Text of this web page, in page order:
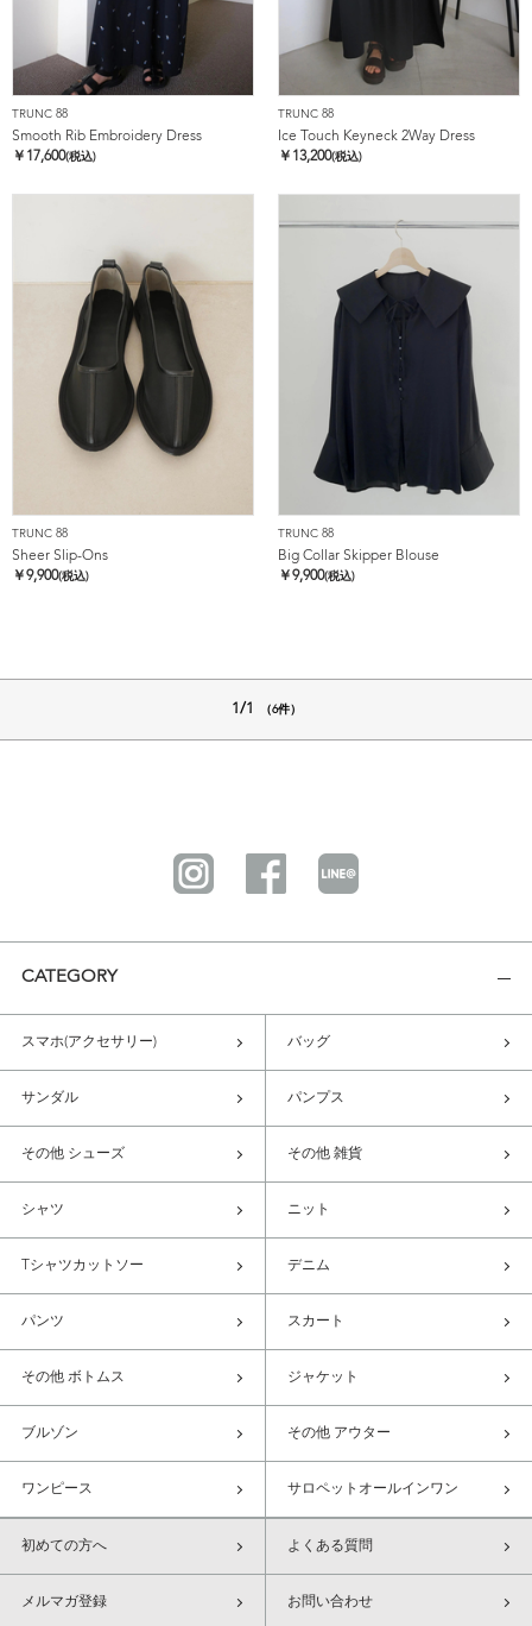
TRUNC 88
Smooth Rib Embroidery Dress
￥ 17,600(税込)
TRUNC 88
Ice Touch Keyneck 2Way Dress
￥ 13,200(税込)
TRUNC 88
Sheer Slip-Ons
￥9,900(税込)
TRUNC 88
Big Collar Skipper Blouse
￥9,900(税込)
1/1 （6件）
CATEGORY
スマホ(アクセサリー) バッグ
サンダル パンプス
その他 シューズ その他 雑貨
シャツ ニット
Tシャツカットソー デニム
パンツ スカート
その他 ボトムス ジャケット
ブルゾン その他 アウター
ワンピース サロペットオールインワン
初めての方へ よくある質問
メルマガ登録 お問い合わせ